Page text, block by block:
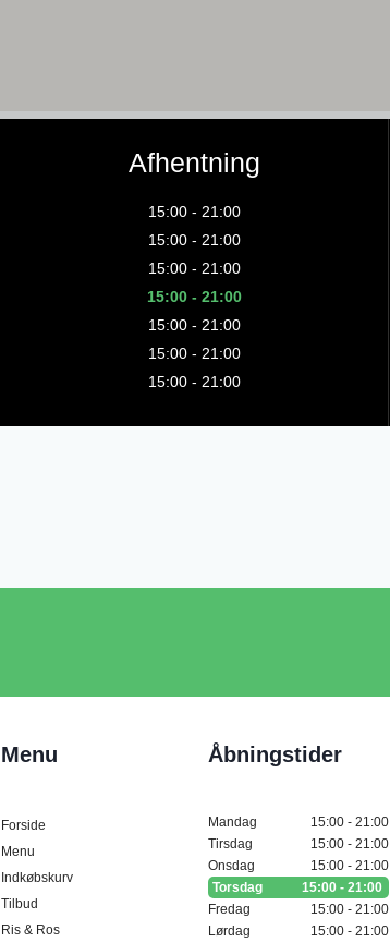
Afhentning
15:00 - 21:00
15:00 - 21:00
15:00 - 21:00
15:00 - 21:00
15:00 - 21:00
15:00 - 21:00
15:00 - 21:00
Menu
Forside
Menu
Indkøbskurv
Tilbud
Ris & Ros
Åbningstider
Mandag
15:00 - 21:00
Tirsdag
15:00 - 21:00
Onsdag
15:00 - 21:00
Torsdag
15:00 - 21:00
Fredag
15:00 - 21:00
Lørdag
15:00 - 21:00